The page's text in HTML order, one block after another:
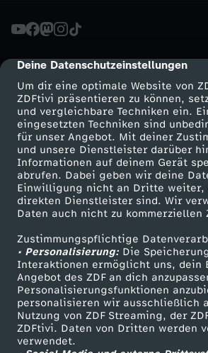
cmp-dialog-description
Deine Datenschutzeinstellungen
Um dir eine optimale Website von
ZDFtivi präsentieren zu können,
und vergleichbare Techniken ein.
eingesetzten Techniken sind
für unser Angebot. Mit deiner
und unsere Dienstleister darüber
Informationen auf deinem Gerät
abrufen. Dabei geben wir deine
Einwilligung nicht an Dritte weiter,
direkten Dienstleister sind. Wir
Daten auch nicht zu kommerziellen
Zustimmungspflichtige
• Personalisierung:Die
Interaktionen ermöglicht uns, dein
Angebot des ZDF an dich
Personalisierungsfunktionen
personalisieren wir ausschließlich
Nutzung von ZDF Streaming, der
ZDFtivi. Daten von Dritten werden
verwendet.
ä
c
h
-
H
a
t
d
i
e
Mehr ZDF
ZDF-Apps
Smart TV
ZDFtext
Livestreams
Sendungen A-Z
TV-Programm
Service
Kontakt
Tickets
Hilfe